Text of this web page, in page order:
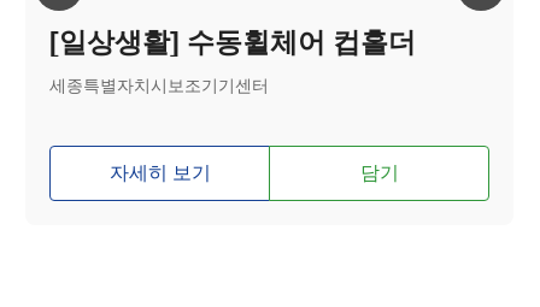
[일상생활] 수동휠체어 컵홀더
세종특별자치시보조기기센터
자세히 보기 담기